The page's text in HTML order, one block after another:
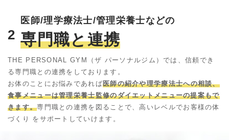
2
医師/理学療法士/管理栄養士などの
専門職と連携
THE PERSONAL GYM（ザ パーソナルジム）では、信頼でき
る専門職との連携をしております。
お体のことにお悩みであれば医師の紹介や理学療法士への相談、
食事メニューは管理栄養士監修のダイエットメニューの提案もで
きます。専門職との連携を図ることで、高いレベルでお客様の体
づくり をサポートしていけます。